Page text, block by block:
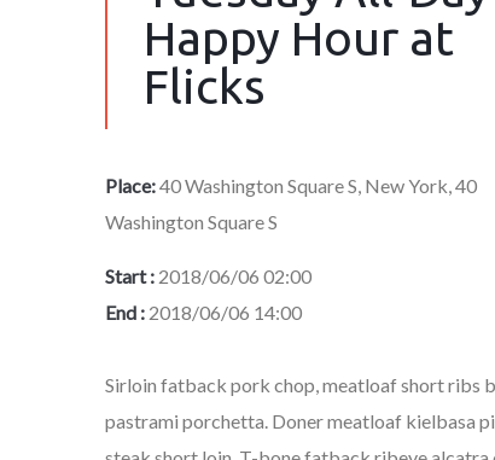
Happy Hour at
Flicks
Place:40 Washington Square S, New York, 40
Washington Square S
Start : 2018/06/06 02:00
End : 2018/06/06 14:00
Sirloin fatback pork chop, meatloaf short ribs
pastrami porchetta. Doner meatloaf kielbasa